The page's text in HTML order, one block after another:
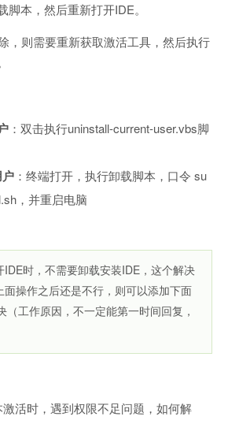
本，然后重新打开IDE。
，则需要重新获取激活工具，然后执行
：双击执行uninstall-current-user.vbs脚
：终端打开，执行卸载脚本，口令 su
，并重启电脑
IDE时，不需要卸载安装IDE，这个解决
操作之后还是不行，则可以添加下面
（工作原因，不一定能第一时间回复，
活时，遇到权限不足问题，如何解